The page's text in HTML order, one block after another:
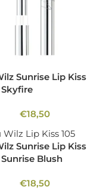
Sunrise Lip Kiss
Skyfire
€18,50
Sunrise Lip Kiss
Sunrise Blush
€18,50